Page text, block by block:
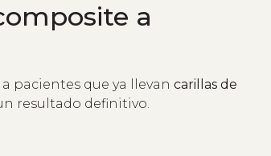
a
pacientes que ya llevan carillas de
resultado definitivo.